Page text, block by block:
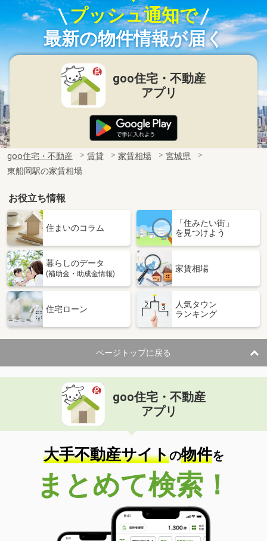
プッシュ通知で
最新の物件情報が届く
goo住宅・不動産
アプリ
goo住宅・不動産 賃貸 家賃相場
宮城県
東船岡駅の家賃相場
お役立ち情報
住まいのコラム
「住みたい街」
を見つけよう
暮らしのデータ
(補助金・助成金情報)
家賃相場
住宅ローン
人気タウン
ランキング
ページトップに戻る
goo住宅・不動産
アプリ
大手不動産サイトの物件を
まとめて検索！